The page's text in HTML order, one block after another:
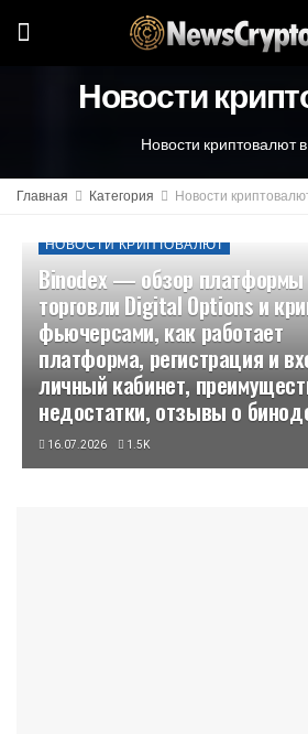
Новости
Новости криптовалют
Главная Категория Новости
НОВОСТИ КРИПТОВАЛЮТ
Binodex — обзор
торговли Digital Options и
фьючерсами, как работает
платформа, регистрация и
личный кабинет,
недостатки, отзывы о
16.07.2026 1.5K